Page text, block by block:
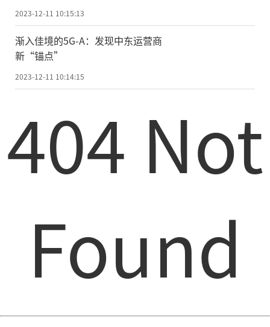
2023-12-11 10:15:13
渐入佳境的5G-A：发现中东运营商
新“锚点”
2023-12-11 10:14:15
404 Not
Found